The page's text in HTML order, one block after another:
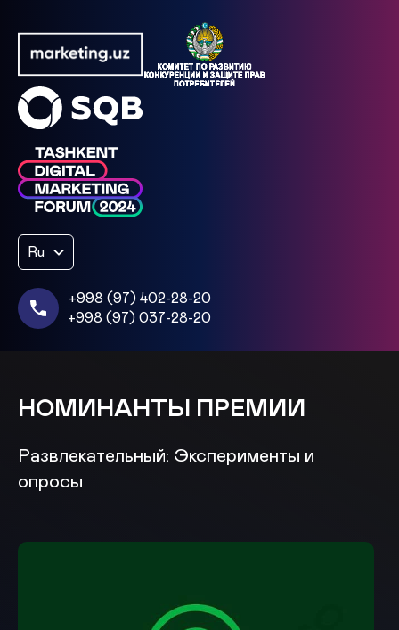
Ru
+998 (97) 402-28-20
+998 (97) 037-28-20
НОМИНАНТЫ ПРЕМИИ
Развлекательный: Эксперименты и
опросы